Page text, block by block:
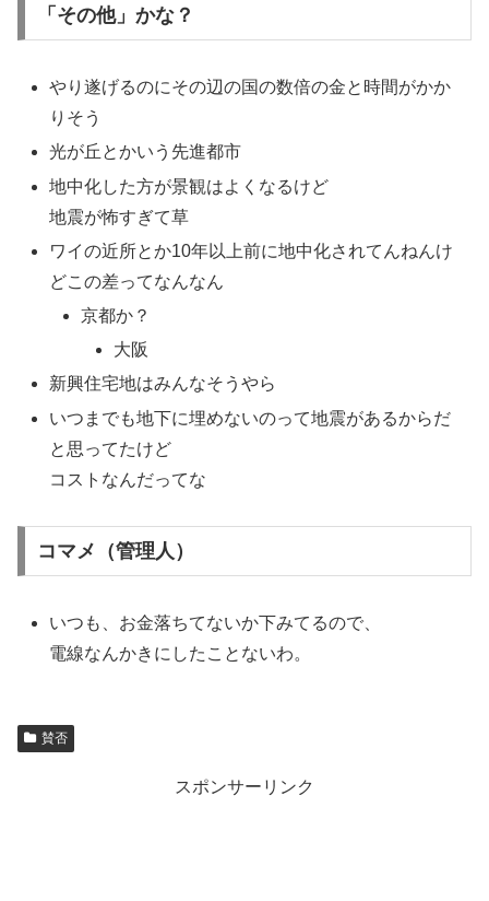
「その他」かな？
やり遂げるのにその辺の国の数倍の金と時間がかか
りそう
光が丘とかいう先進都市
地中化した方が景観はよくなるけど
地震が怖すぎて草
ワイの近所とか10年以上前に地中化されてんねんけ
どこの差ってなんなん
京都か？
大阪
新興住宅地はみんなそうやら
いつまでも地下に埋めないのって地震があるからだ
と思ってたけど
コストなんだってな
コマメ（管理人）
いつも、お金落ちてないか下みてるので、
電線なんかきにしたことないわ。
賛否
スポンサーリンク